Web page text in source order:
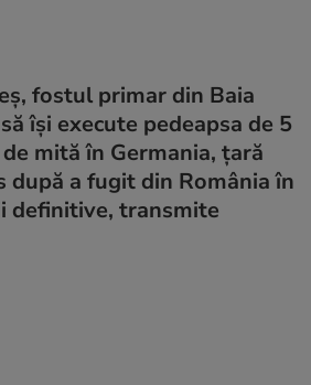
fostul primar din Baia
își execute pedeapsa de 5
mită în Germania, țară
după a fugit din România în
definitive, transmite